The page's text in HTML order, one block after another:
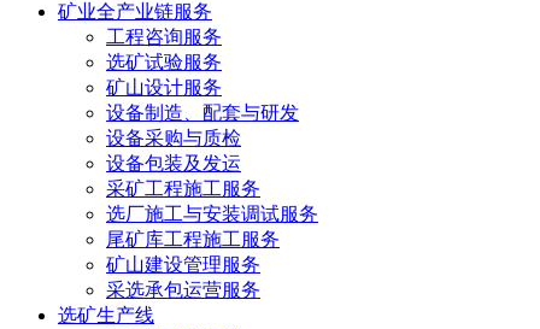
矿业全产业链服务
工程咨询服务
选矿试验服务
矿山设计服务
设备制造、配套与研发
设备采购与质检
设备包装及发运
采矿工程施工服务
选厂施工与安装调试服务
尾矿库工程施工服务
矿山建设管理服务
采选承包运营服务
选矿生产线